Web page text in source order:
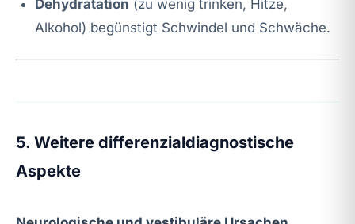
Dehydratation (zu wenig trinken, Hitze,
Alkohol) begünstigt Schwindel und Schwäche.
5. Weitere differenzialdiagnostische
Aspekte